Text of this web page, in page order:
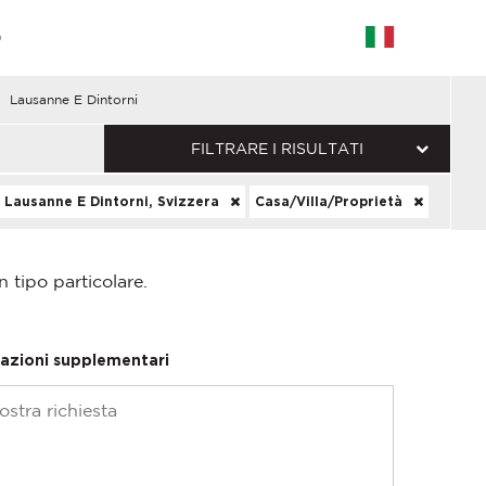
Lausanne E Dintorni
FILTRARE I RISULTATI
Lausanne E Dintorni, Svizzera Casa/Villa/Proprietà
tipo particolare.
supplementari